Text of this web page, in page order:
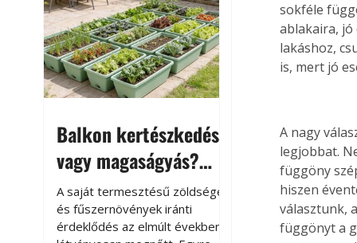
Balkon kertészkedés
vagy magaságyás?
Helytakarékos
kertészkedés
A saját termesztésű zöldségek
és fűszernövények iránti
érdeklődés az elmúlt években
sokféle
ablakaira,
lakáshoz,
is, mert jó
A nagy
legjobbat.
függöny
hiszen
választunk,
függönyt a